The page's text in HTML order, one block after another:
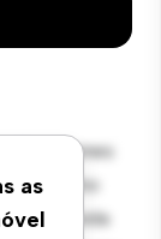
as
Rua Gomes
moderno
de vida